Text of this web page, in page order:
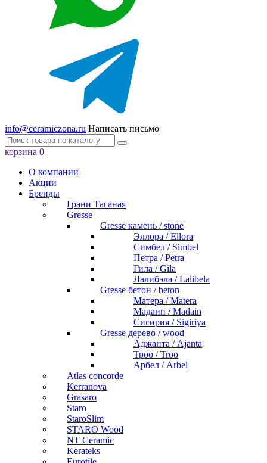
info@ceramiczona.ru Написать письмо
корзина 0
О компании
Акции
Бренды
Грани Таганая
Gresse
Gresse камень / stone
Эллора / Ellora
Симбел / Simbel
Петра / Petra
Гила / Gila
Лалибэла / Lalibela
Gresse бетон / beton
Матера / Matera
Мадаин / Madain
Сигирия / Sigiriya
Gresse дерево / wood
Аджанта / Ajanta
Троо / Troo
Арбел / Arbel
Atlas concorde
Kerranova
Grasaro
Staro
StaroSlim
STARO Wood
NT Ceramic
Kerateks